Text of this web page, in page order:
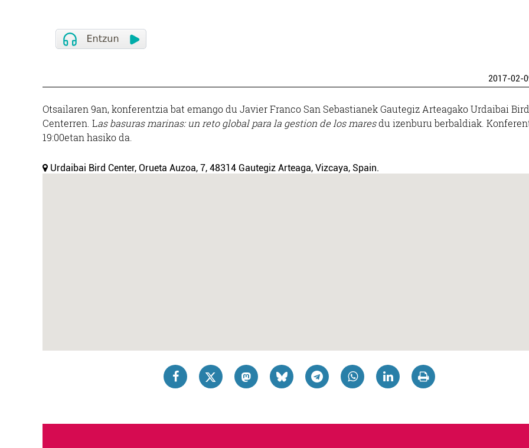
2017-02-
Otsailaren 9an, konferentzia bat emango du Javier Franco San Sebastianek Gautegiz Arteagako Urdaibai Bird
Centerren. Las basuras marinas: un reto global para la gestion de los maresdu izenburu berbaldiak.
19:00etan hasiko da.
Urdaibai Bird Center, Orueta Auzoa, 7, 48314 Gautegiz Arteaga, Vizcaya, Spain.